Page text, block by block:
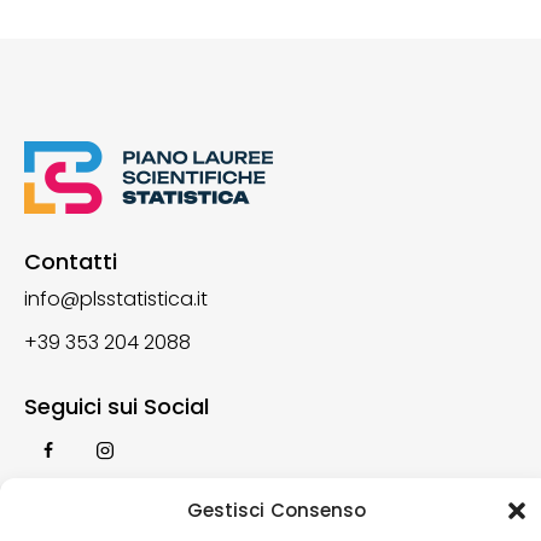
Gestisci Consenso
Contatti
info@plsstatistica.it
+39 353 204 2088
Seguici sui Social
Iscriviti alla newsletter